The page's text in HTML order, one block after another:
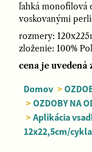
ľahká monofilová
voskovanými
rozmery:
zloženie: 100%
cena je uvedená
Domov >
> OZDOBY NA
> Aplikácia
12x22,5cm/